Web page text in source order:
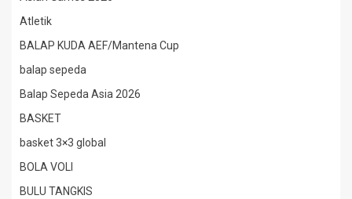
Atletik
BALAP KUDA AEF/Mantena Cup
balap sepeda
Balap Sepeda Asia 2026
BASKET
basket 3×3 global
BOLA VOLI
BULU TANGKIS